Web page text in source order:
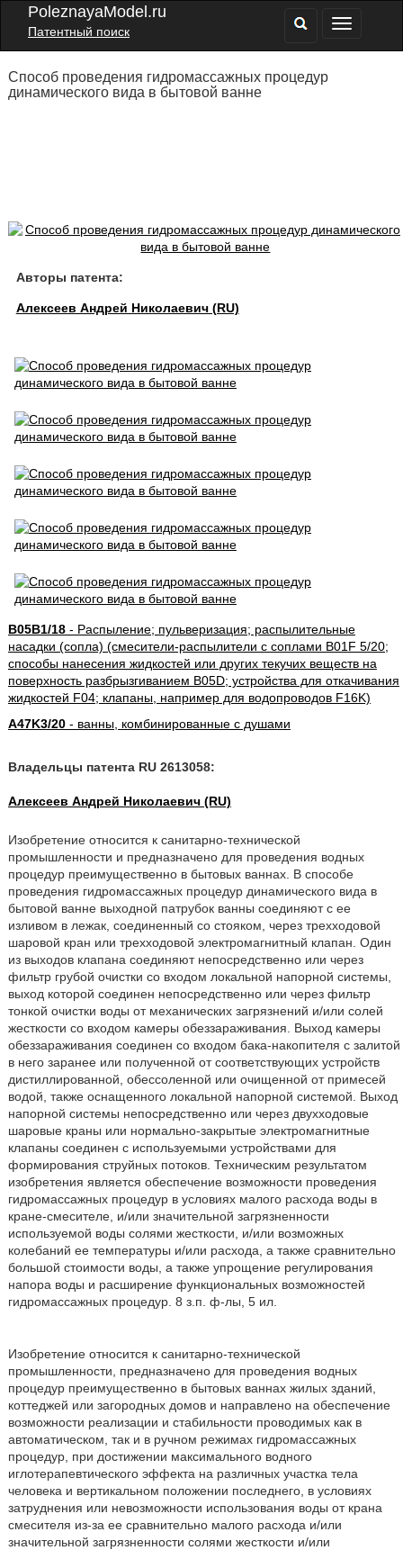
PoleznayaModel.ru
Патентный поиск
Способ проведения гидромассажных процедур
динамического вида в бытовой ванне
Авторы патента:
Алексеев Андрей Николаевич (RU)
B05B1/18- Распыление; пульверизация; распылительные
насадки (сопла) (смесители-распылители с соплами B01F 5/20;
способы нанесения жидкостей или других текучих веществ на
поверхность разбрызгиванием B05D; устройства для откачивания
жидкостей F04; клапаны, например для водопроводов F16K)
A47K3/20- ванны, комбинированные с душами
Владельцы патента RU 2613058:
Алексеев Андрей Николаевич (RU)
Изобретение относится к санитарно-технической
промышленности и предназначено для проведения водных
процедур преимущественно в бытовых ваннах. В способе
проведения гидромассажных процедур динамического вида в
бытовой ванне выходной патрубок ванны соединяют с ее
изливом в лежак, соединенный со стояком, через трехходовой
шаровой кран или трехходовой электромагнитный клапан. Один
из выходов клапана соединяют непосредственно или через
фильтр грубой очистки со входом локальной напорной системы,
выход которой соединен непосредственно или через фильтр
тонкой очистки воды от механических загрязнений и/или солей
жесткости со входом камеры обеззараживания. Выход камеры
обеззараживания соединен со входом бака-накопителя с залитой
в него заранее или полученной от соответствующих устройств
дистиллированной, обессоленной или очищенной от примесей
водой, также оснащенного локальной напорной системой. Выход
напорной системы непосредственно или через двухходовые
шаровые краны или нормально-закрытые электромагнитные
клапаны соединен с используемыми устройствами для
формирования струйных потоков. Техническим результатом
изобретения является обеспечение возможности проведения
гидромассажных процедур в условиях малого расхода воды в
кране-смесителе, и/или значительной загрязненности
используемой воды солями жесткости, и/или возможных
колебаний ее температуры и/или расхода, а также сравнительно
большой стоимости воды, а также упрощение регулирования
напора воды и расширение функциональных возможностей
гидромассажных процедур. 8 з.п. ф-лы, 5 ил.
Изобретение относится к санитарно-технической
промышленности, предназначено для проведения водных
процедур преимущественно в бытовых ваннах жилых зданий,
коттеджей или загородных домов и направлено на обеспечение
возможности реализации и стабильности проводимых как в
автоматическом, так и в ручном режимах гидромассажных
процедур, при достижении максимального водного
иглотерапевтического эффекта на различных участка тела
человека и вертикальном положении последнего, в условиях
затруднения или невозможности использования воды от крана
смесителя из-за ее сравнительно малого расхода и/или
значительной загрязненности солями жесткости и/или